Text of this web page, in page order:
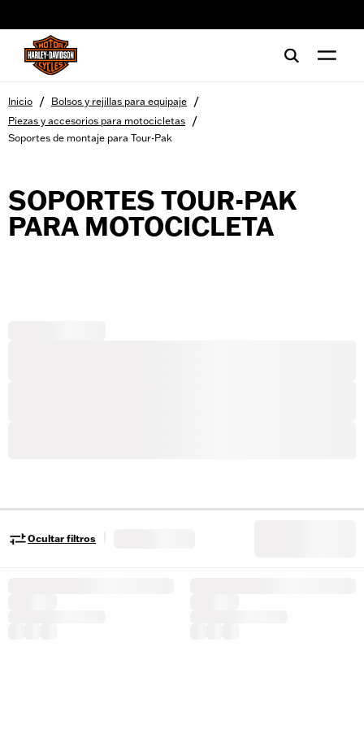
Inicio / Bolsos y rejillas para equipaje /
Piezas y accesorios para motocicletas /
Soportes de montaje para Tour-Pak
SOPORTES TOUR-PAK
PARA MOTOCICLETA
Ocultar filtros